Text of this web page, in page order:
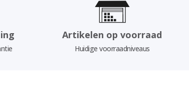
Artikelen op voorraad
Huidige voorraadniveaus